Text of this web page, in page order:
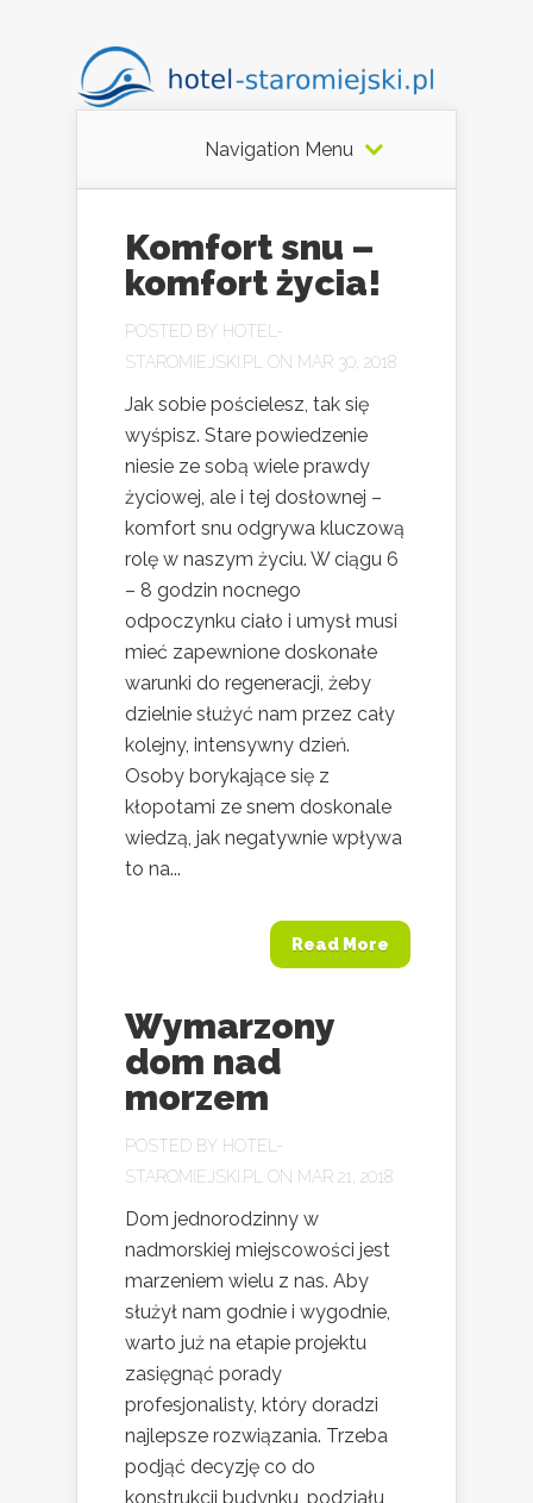
Navigation Menu
Komfort snu –
komfort życia!
POSTED BY HOTEL-
STAROMIEJSKI.PL
ON MAR 30, 2018
Jak sobie pościelesz, tak się
wyśpisz. Stare powiedzenie
niesie ze sobą wiele prawdy
życiowej, ale i tej dosłownej –
komfort snu odgrywa kluczową
rolę w naszym życiu. W ciągu 6
– 8 godzin nocnego
odpoczynku ciało i umysł musi
mieć zapewnione doskonałe
warunki do regeneracji, żeby
dzielnie służyć nam przez cały
kolejny, intensywny dzień.
Osoby borykające się z
kłopotami ze snem doskonale
wiedzą, jak negatywnie wpływa
to na...
Read More
Wymarzony
dom nad
morzem
POSTED BY HOTEL-
STAROMIEJSKI.PL
ON MAR 21, 2018
Dom jednorodzinny w
nadmorskiej miejscowości jest
marzeniem wielu z nas. Aby
służył nam godnie i wygodnie,
warto już na etapie projektu
zasięgnąć porady
profesjonalisty, który doradzi
najlepsze rozwiązania. Trzeba
podjąć decyzję co do
konstrukcji budynku, podziału